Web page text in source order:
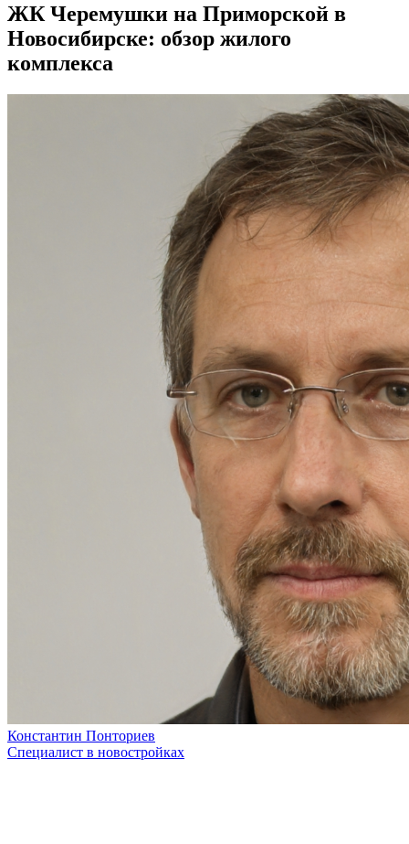
ЖК Черемушки на Приморской в
Новосибирске: обзор жилого
комплекса
Константин Понториев
Специалист в новостройках